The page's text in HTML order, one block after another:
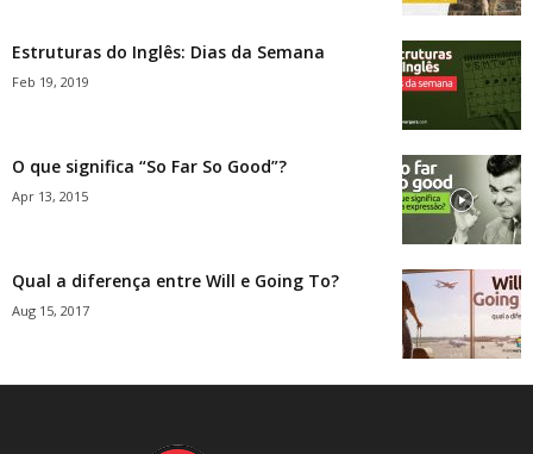
Estruturas do Inglês: Dias da Semana
Feb 19, 2019
O que significa “So Far So Good”?
Apr 13, 2015
Qual a diferença entre Will e Going To?
Aug 15, 2017